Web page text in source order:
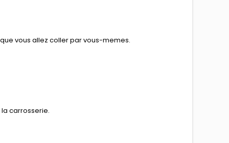
vous allez coller par vous-memes.
carrosserie.